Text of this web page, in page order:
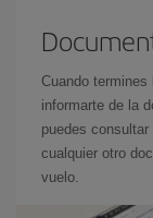
Cuando
informarte de la
puedes
cualquier otro
vuelo.